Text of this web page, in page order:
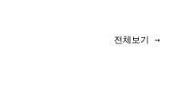
전체보기 →